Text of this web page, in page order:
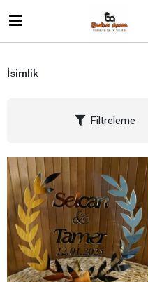
İsimlik
Filtreleme